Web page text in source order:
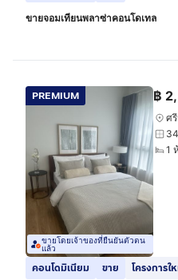
ขายจอมเทียนพลาซ่าคอนโดเทล
PREMIUM
ขายโดยเจ้าของที่ยืนยันตัวตน
แล้ว
฿
ศ
1
คอนโดมิเนียม ขาย โครงการใ